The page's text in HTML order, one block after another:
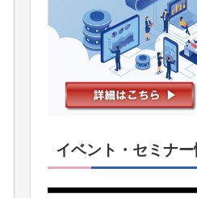
イベント・セミナー